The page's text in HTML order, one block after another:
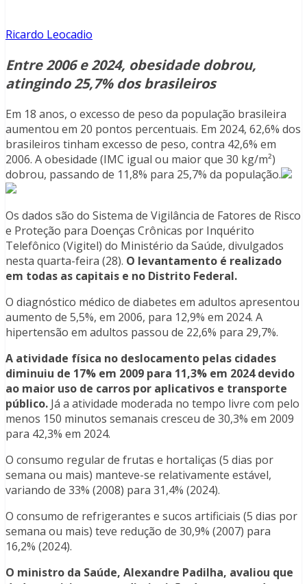
Ricardo Leocadio
Entre 2006 e 2024, obesidade dobrou,
atingindo 25,7% dos brasileiros
Em 18 anos, o excesso de peso da população brasileira
aumentou em 20 pontos percentuais. Em 2024, 62,6% dos
brasileiros tinham excesso de peso, contra 42,6% em
2006. A obesidade (IMC igual ou maior que 30 kg/m²)
dobrou, passando de 11,8% para 25,7% da população.
Os dados são do Sistema de Vigilância de Fatores de Risco
e Proteção para Doenças Crônicas por Inquérito
Telefônico (Vigitel) do Ministério da Saúde, divulgados
nesta quarta-feira (28). O levantamento é realizado
em todas as capitais e no Distrito Federal.
O diagnóstico médico de diabetes em adultos apresentou
aumento de 5,5%, em 2006, para 12,9% em 2024. A
hipertensão em adultos passou de 22,6% para 29,7%.
A atividade física no deslocamento pelas cidades
diminuiu de 17% em 2009 para 11,3% em 2024 devido
ao maior uso de carros por aplicativos e transporte
público. Já a atividade moderada no tempo livre com pelo
menos 150 minutos semanais cresceu de 30,3% em 2009
para 42,3% em 2024.
O consumo regular de frutas e hortaliças (5 dias por
semana ou mais) manteve-se relativamente estável,
variando de 33% (2008) para 31,4% (2024).
O consumo de refrigerantes e sucos artificiais (5 dias por
semana ou mais) teve redução de 30,9% (2007) para
16,2% (2024).
O ministro da Saúde, Alexandre Padilha, avaliou que